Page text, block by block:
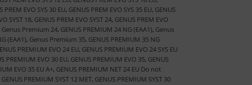
PREM EVO SYS 30 EU, GENUS PREM EVO SYS 35 EU, GENUS
SYST 18, GENUS PREM EVO SYST 24, GENUS PREM EVO
Genus Premium 24, GENUS PREMIUM 24 NG (EAA1), Genus
(EAA1), Genus Premium 35, GENUS PREMIUM 35 NG
PREMIUM EVO 24 EU, GENUS PREMIUM EVO 24 SYS EU
PREMIUM EVO 30 EU, GENUS PREMIUM EVO 35, GENUS
EVO 35 EU A+, GENUS PREMIUM NET 24 EU Do not
GENUS PREMIUM SYST 12 MET, GENUS PREMIUM SYST 30